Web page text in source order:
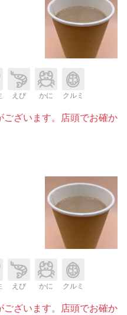
えび かに クルミ
ざいます。店頭でお確か
えび かに クルミ
ざいます。店頭でお確か